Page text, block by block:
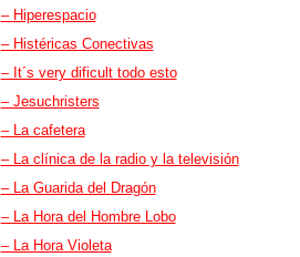
– Hiperespacio
– Histéricas Conectivas
– It´s very dificult todo esto
– Jesuchristers
– La cafetera
– La clínica de la radio y la televisión
– La Guarida del Dragón
– La Hora del Hombre Lobo
– La Hora Violeta